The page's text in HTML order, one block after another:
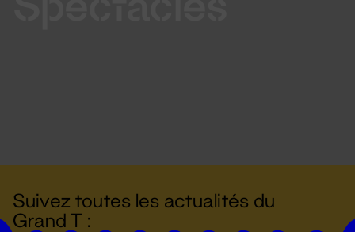
Suivez toutes les actualités du
Grand T :